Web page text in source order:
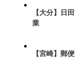
【大分】日
業
【宮崎】郵